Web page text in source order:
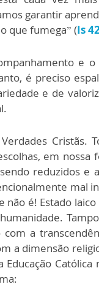
garantir
que fumega” (Is
e
é preciso
e de
Cristãs.
em
reduzidos e
mal
é! Estado
a
a dimensão